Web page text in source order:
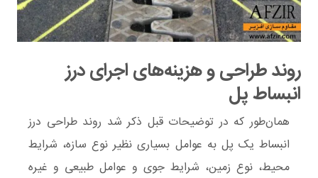
روند طراحی و هزینه‌های اجرای درز
انبساط پل
همان‌طور که در توضیحات قبل ذکر شد روند طراحی درز
انبساط یک پل به عوامل بسیاری نظیر نوع سازه، شرایط
محیط، نوع زمین، شرایط جوی و عوامل طبیعی و غیره